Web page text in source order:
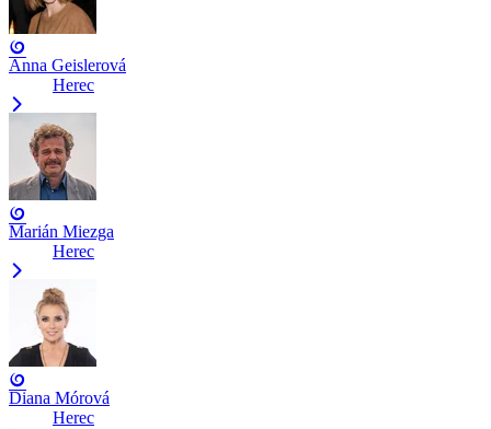
Anna Geislerová
Herec
Marián Miezga
Herec
Diana Mórová
Herec